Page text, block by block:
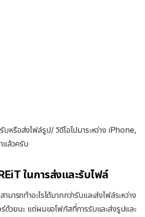
หรือส่งไฟล์รูป/ วิดีโอไปมาระหว่าง iPhone,
ล้วครับ
ในการส่งและรับไฟล์
ารถทำอะไรได้มากกว่ารับและส่งไฟล์ระหว่าง
วยนะ แต่ผมขอโฟกัสที่การรับและส่งรูปและ